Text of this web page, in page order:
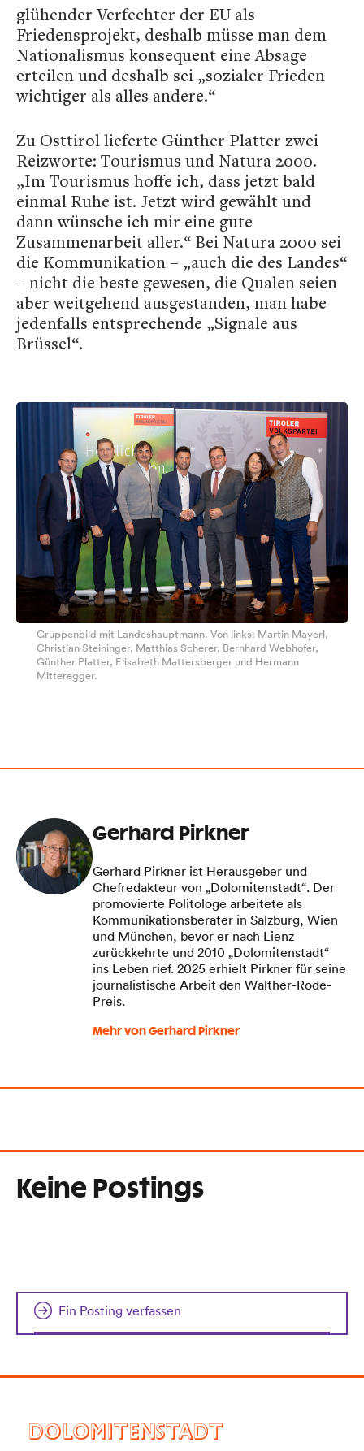
glühender Verfechter der EU als
Friedensprojekt, deshalb müsse man dem
Nationalismus konsequent eine Absage
erteilen und deshalb sei „sozialer Frieden
wichtiger als alles andere.“
Zu Osttirol lieferte Günther Platter zwei
Reizworte: Tourismus und Natura 2000.
„Im Tourismus hoffe ich, dass jetzt bald
einmal Ruhe ist. Jetzt wird gewählt und
dann wünsche ich mir eine gute
Zusammenarbeit aller.“ Bei Natura 2000 sei
die Kommunikation – „auch die des Landes“
– nicht die beste gewesen, die Qualen seien
aber weitgehend ausgestanden, man habe
jedenfalls entsprechende „Signale aus
Brüssel“.
Gruppenbild mit Landeshauptmann. Von links: Martin Mayerl,
Christian Steininger, Matthias Scherer, Bernhard Webhofer,
Günther Platter, Elisabeth Mattersberger und Hermann
Mitteregger.
Gerhard Pirkner
Gerhard Pirkner ist Herausgeber und
Chefredakteur von „Dolomitenstadt“. Der
promovierte Politologe arbeitete als
Kommunikationsberater in Salzburg, Wien
und München, bevor er nach Lienz
zurückkehrte und 2010 „Dolomitenstadt“
ins Leben rief. 2025 erhielt Pirkner für seine
journalistische Arbeit den Walther-Rode-
Preis.
Mehr von Gerhard Pirkner
Keine Postings
Ein Posting verfassen
DOLOMITENSTADT